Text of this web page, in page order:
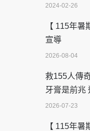
2024-02-26
【 115年暑
宣導
2026-08-04
救155人傳
牙膏是前兆
2026-07-23
【 115年暑